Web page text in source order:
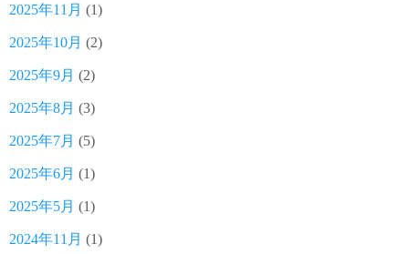
2025年11月 (1)
2025年10月 (2)
2025年9月 (2)
2025年8月 (3)
2025年7月 (5)
2025年6月 (1)
2025年5月 (1)
2024年11月 (1)